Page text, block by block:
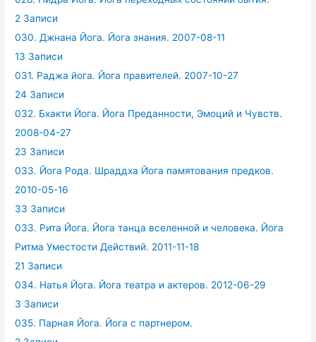
2 Записи
030. Джнана Йога. Йога знания. 2007-08-11
13 Записи
031. Раджа йога. Йога правителей. 2007-10-27
24 Записи
032. Бхакти Йога. Йога Преданности, Эмоций и Чувств.
2008-04-27
23 Записи
033. Йога Рода. Шраддха Йога памятования предков.
2010-05-16
33 Записи
033. Рита Йога. Йога танца вселенной и человека. Йога
Ритма Уместости Действий. 2011-11-18
21 Записи
034. Натья Йога. Йога театра и актеров. 2012-06-29
3 Записи
035. Парная Йога. Йога с партнером.